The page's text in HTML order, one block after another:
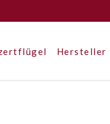
Hersteller